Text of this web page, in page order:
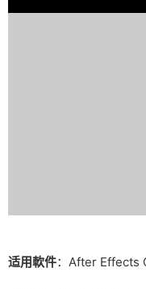
适用軟件：After Effects